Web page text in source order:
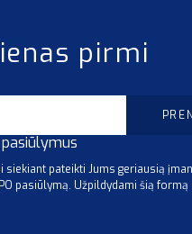
pirmi
pateikti Jums geriausią
pasiūlymą. Užpildydami šią